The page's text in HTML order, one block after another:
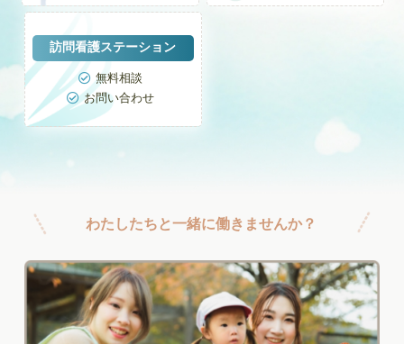
訪問看護ステーション
 無料相談
 お問い合わせ
わたしたちと一緒に働きませんか？